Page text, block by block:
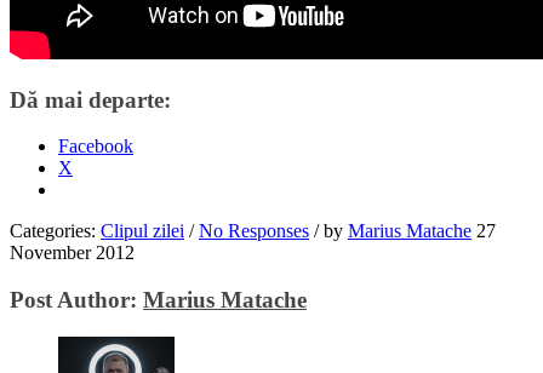
Dă mai departe:
Facebook
X
Categories: Clipul zilei / No Responses /by Marius Matache 27
November 2012
Post Author: Marius Matache